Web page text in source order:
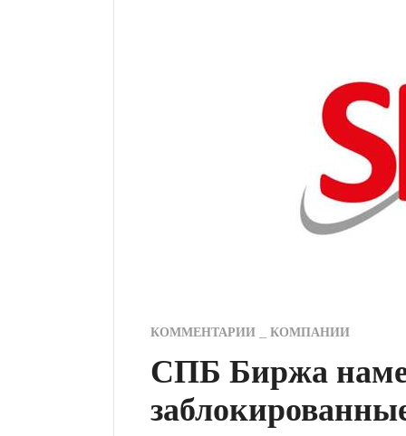
КОММЕНТАРИИ КОМПАНИИ
СПБ Биржа